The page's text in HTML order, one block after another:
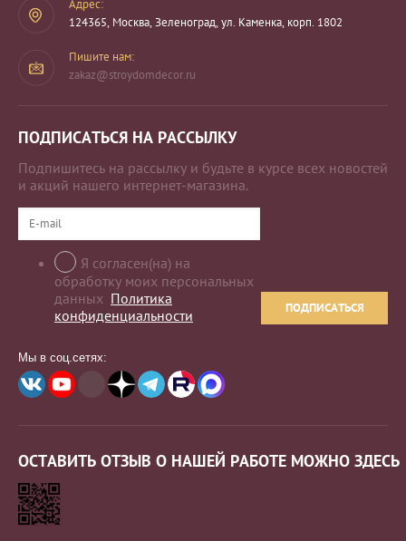
Адрес:
124365, Москва, Зеленоград, ул. Каменка, корп. 1802
Пишите нам:
zakaz@stroydomdecor.ru
ПОДПИСАТЬСЯ НА РАССЫЛКУ
Подпишитесь на рассылку и будьте в курсе всех новостей
и акций нашего интернет-магазина.
Я согласен(на) на
обработку моих персональных
данных Политика
конфиденциальности
ПОДПИСАТЬСЯ
Мы в соц.сетях:
ОСТАВИТЬ ОТЗЫВ О НАШЕЙ РАБОТЕ МОЖНО ЗДЕСЬ